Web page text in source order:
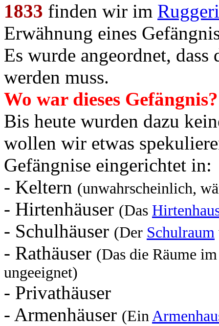
1833 finden wir im
Erwähnung eines
Es wurde angeordnet, dass
werden muss.
Wo war dieses Gefängnis?
Bis heute wurden dazu
wollen wir etwas
Gefängnise eingerichtet in:
- Keltern (unwahrscheinlich,
- Hirtenhäuser (Das
- Schulhäuser (Der Schulraum
- Rathäuser (Das die Räume
ungeeignet)
- Privathäuser
- Armenhäuser (Ein